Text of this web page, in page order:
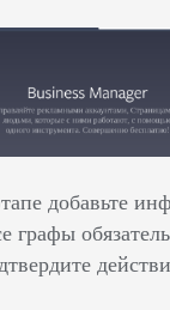
добавьте
графы